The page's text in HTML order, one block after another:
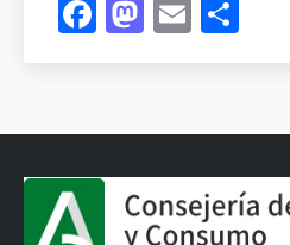
Facebook
Mastodon
Email